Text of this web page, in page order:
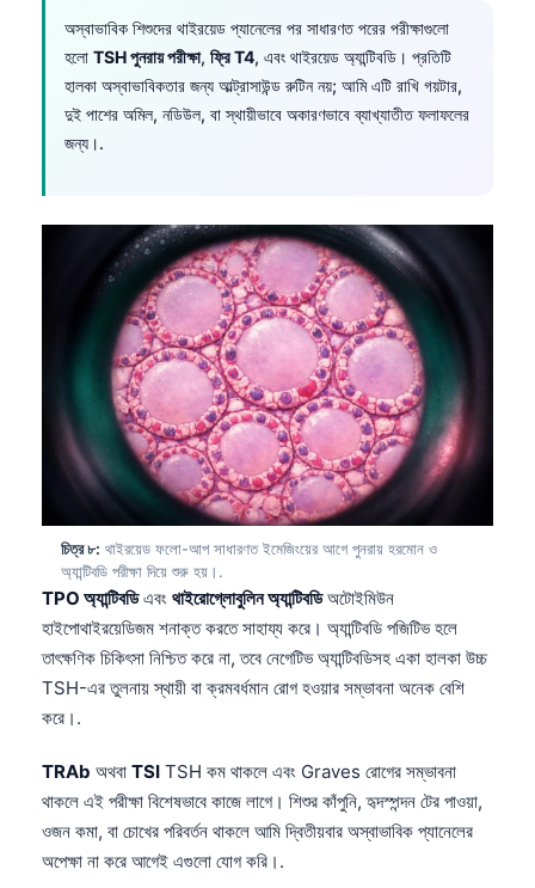
অস্বাভাবিক শিশুদের থাইরয়েড প্যানেলের পর সাধারণত পরের পরীক্ষাগুলো
হলো TSH পুনরায় পরীক্ষা, ফ্রি T4, এবং থাইরয়েড অ্যান্টিবডি। প্রতিটি
হালকা অস্বাভাবিকতার জন্য আল্ট্রাসাউন্ড রুটিন নয়; আমি এটি রাখি গয়টার,
দুই পাশের অমিল, নডিউল, বা স্থায়ীভাবে অকারণভাবে ব্যাখ্যাতীত ফলাফলের
জন্য।.
চিত্র ৮: থাইরয়েড ফলো-আপ সাধারণত ইমেজিংয়ের আগে পুনরায় হরমোন ও
অ্যান্টিবডি পরীক্ষা দিয়ে শুরু হয়।.
TPO অ্যান্টিবডিএবং থাইরোগ্লোবুলিন অ্যান্টিবডিঅটোইমিউন
হাইপোথাইরয়েডিজম শনাক্ত করতে সাহায্য করে। অ্যান্টিবডি পজিটিভ হলে
তাৎক্ষণিক চিকিৎসা নিশ্চিত করে না, তবে নেগেটিভ অ্যান্টিবডিসহ একা হালকা উচ্চ
TSH-এর তুলনায় স্থায়ী বা ক্রমবর্ধমান রোগ হওয়ার সম্ভাবনা অনেক বেশি
করে।.
TRAb অথবা TSI TSH কম থাকলে এবং Graves রোগের সম্ভাবনা
থাকলে এই পরীক্ষা বিশেষভাবে কাজে লাগে। শিশুর কাঁপুনি, হৃদস্পন্দন টের পাওয়া,
ওজন কমা, বা চোখের পরিবর্তন থাকলে আমি দ্বিতীয়বার অস্বাভাবিক প্যানেলের
অপেক্ষা না করে আগেই এগুলো যোগ করি।.
Svenska
Bosanski
Azərbaycan dili
日本語
Čeština
ქართული
Русский
Lietuvių kalba
Polski
한국어
Slovenščina
Magyar
Shqip
اردو
मराठी
ગુજરાતી
ಕನ್ನಡ
മലയാളം
Bahasa Melayu